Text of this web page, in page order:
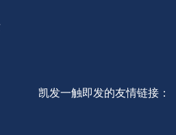
凯发一触即发的友情链接：